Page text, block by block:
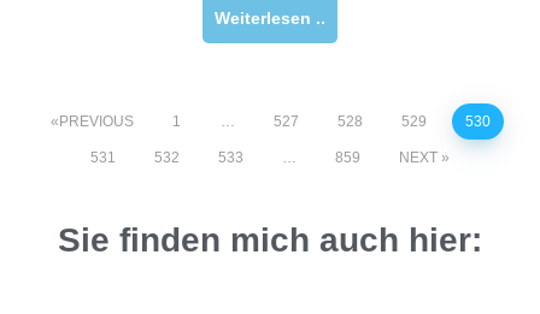
Weiterlesen ..
PREVIOUS 1 … 527 528 529 530
531 532 533 … 859 NEXT
Sie finden mich auch hier: